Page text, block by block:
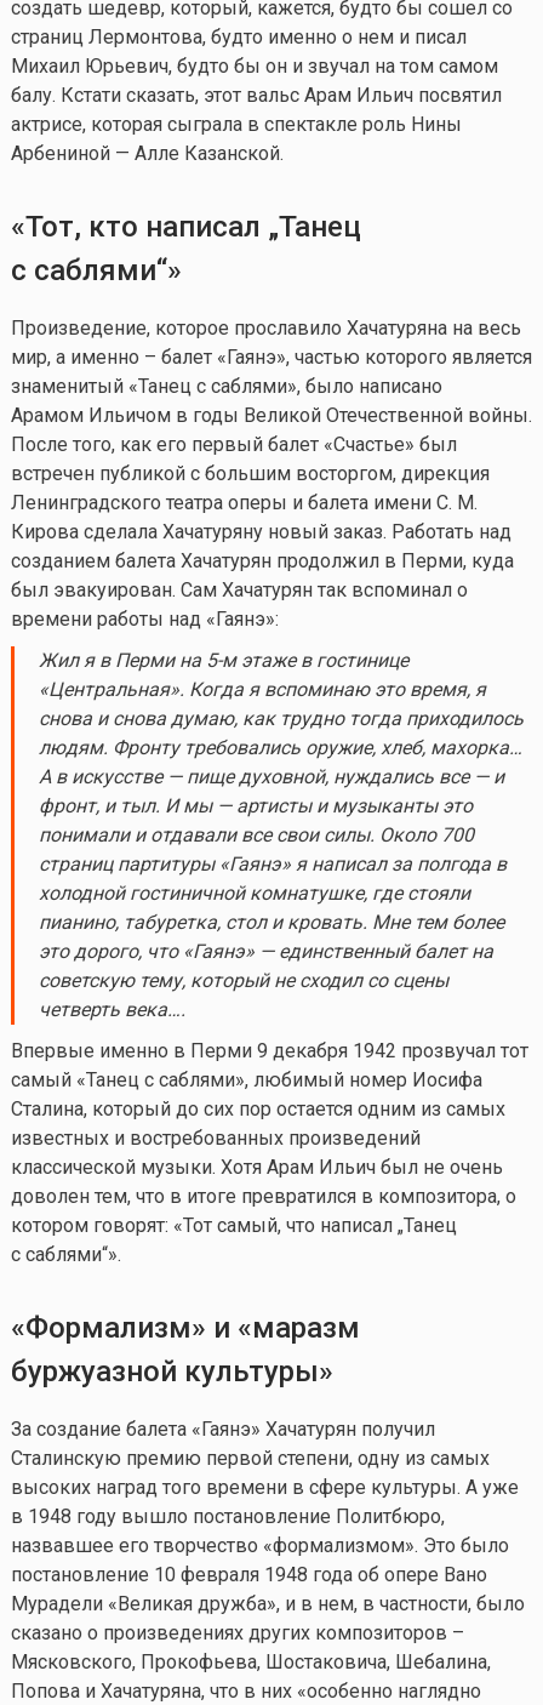
создать шедевр, который, кажется, будто бы сошел со
страниц Лермонтова, будто именно о нем и писал
Михаил Юрьевич, будто бы он и звучал на том самом
балу. Кстати сказать, этот вальс Арам Ильич посвятил
актрисе, которая сыграла в спектакле роль Нины
Арбениной — Алле Казанской.
«Тот, кто написал „Танец
с саблями“»
Произведение, которое прославило Хачатуряна на весь
мир, а именно – балет «Гаянэ», частью которого является
знаменитый «Танец с саблями», было написано
Арамом Ильичом в годы Великой Отечественной войны.
После того, как его первый балет «Счастье» был
встречен публикой с большим восторгом, дирекция
Ленинградского театра оперы и балета имени С. М.
Кирова сделала Хачатуряну новый заказ. Работать над
созданием балета Хачатурян продолжил в Перми, куда
был эвакуирован. Сам Хачатурян так вспоминал о
времени работы над «Гаянэ»:
Жил я в Перми на 5-м этаже в гостинице
«Центральная». Когда я вспоминаю это время, я
снова и снова думаю, как трудно тогда приходилось
людям. Фронту требовались оружие, хлеб, махорка…
А в искусстве — пище духовной, нуждались все — и
фронт, и тыл. И мы — артисты и музыканты это
понимали и отдавали все свои силы. Около 700
страниц партитуры «Гаянэ» я написал за полгода в
холодной гостиничной комнатушке, где стояли
пианино, табуретка, стол и кровать. Мне тем более
это дорого, что «Гаянэ» — единственный балет на
советскую тему, который не сходил со сцены
четверть века….
Впервые именно в Перми 9 декабря 1942 прозвучал тот
самый «Танец с саблями», любимый номер Иосифа
Сталина, который до сих пор остается одним из самых
известных и востребованных произведений
классической музыки. Хотя Арам Ильич был не очень
доволен тем, что в итоге превратился в композитора, о
котором говорят: «Тот самый, что написал „Танец
с саблями“».
«Формализм» и «маразм
буржуазной культуры»
За создание балета «Гаянэ» Хачатурян получил
Сталинскую премию первой степени, одну из самых
высоких наград того времени в сфере культуры. А уже
в 1948 году вышло постановление Политбюро,
назвавшее его творчество «формализмом». Это было
постановление 10 февраля 1948 года об опере Вано
Мурадели «Великая дружба», и в нем, в частности, было
сказано о произведениях других композиторов –
Мясковского, Прокофьева, Шостаковича, Шебалина,
Попова и Хачатуряна, что в них «особенно наглядно